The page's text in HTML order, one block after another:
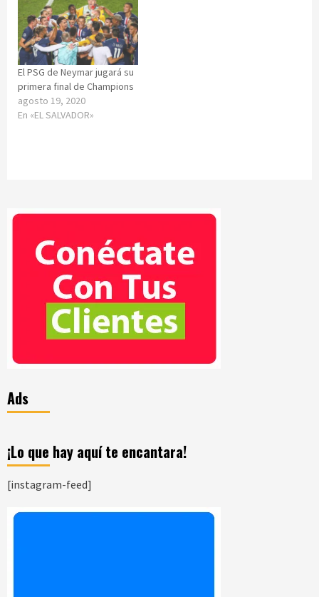
El PSG de Neymar jugará su
primera final de Champions
agosto 19, 2020
En «EL SALVADOR»
Ads
¡Lo que hay aquí te encantara!
[instagram-feed]